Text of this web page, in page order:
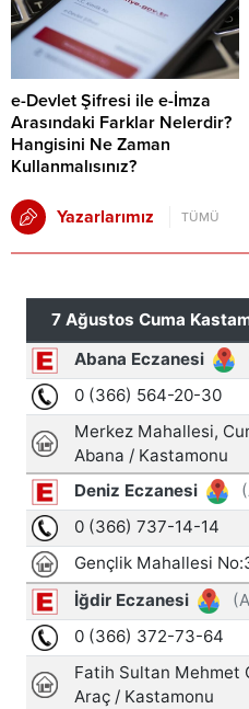
e-Devlet Şifresi ile e-İmza
Arasındaki Farklar Nelerdir?
Hangisini Ne Zaman
Kullanmalısınız?
Yazarlarımız TÜMÜ